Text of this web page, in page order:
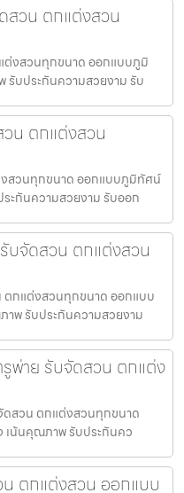
สวน ตกแต่งสวน
ต่งสวนทุกขนาด ออกแบบภูมิ
รับประกันความสวยงาม รับ
น ตกแต่งสวน
สวนทุกขนาด ออกแบบภูมิทัศน์
ะกันความสวยงาม รับออก
จัดสวน ตกแต่งสวน
กแต่งสวนทุกขนาด ออกแบบ
าพ รับประกันความสวยงาม
พ่าย รับจัดสวน ตกแต่ง
สวน ตกแต่งสวนทุกขนาด
เน้นคุณภาพ รับประกันคว
ตกแต่งสวน ออกแบบ